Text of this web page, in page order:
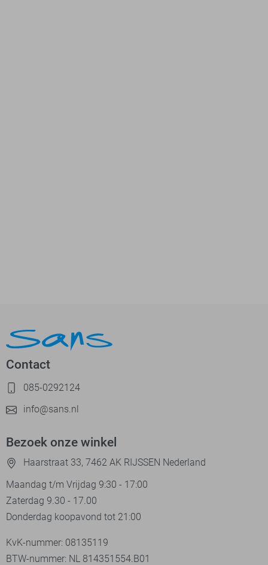
Contact
085-0292124
info@sans.nl
Bezoek onze winkel
Haarstraat 33, 7462 AK RIJSSEN Nederland
Maandag t/m Vrijdag 9:30 - 17:00
Zaterdag 9.30 - 17.00
Donderdag koopavond tot 21:00
KvK-nummer: 08135119
BTW-nummer: NL 814351554.B01